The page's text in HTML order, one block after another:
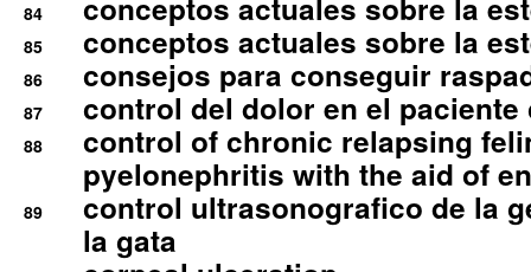
84 conceptos actuales sobre la
85 conceptos actuales sobre la
86 consejos para conseguir
87 control del dolor en el
88
control of chronic relapsing
pyelonephritis with the aid of
89
control ultrasonografico de la
la gata